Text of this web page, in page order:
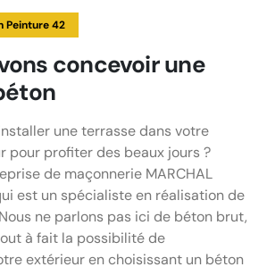
Peinture 42
concevoir une
une terrasse dans votre
pour profiter des beaux jours ?
de maçonnerie MARCHAL
est un spécialiste en réalisation de
ne parlons pas ici de béton brut,
à fait la possibilité de
extérieur en choisissant un béton